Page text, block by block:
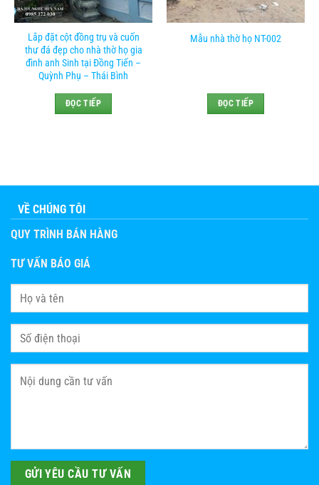
Lắp đặt cột đồng trụ và cuốn
thư đá đẹp cho nhà thờ họ gia
đình anh Sinh tại Đồng Tiến –
Quỳnh Phụ – Thái Bình
ĐỌC TIẾP
Mẫu nhà thờ họ NT-002
ĐỌC TIẾP
VỀ CHÚNG TÔI
QUY TRÌNH BÁN HÀNG
TƯ VẤN BÁO GIÁ